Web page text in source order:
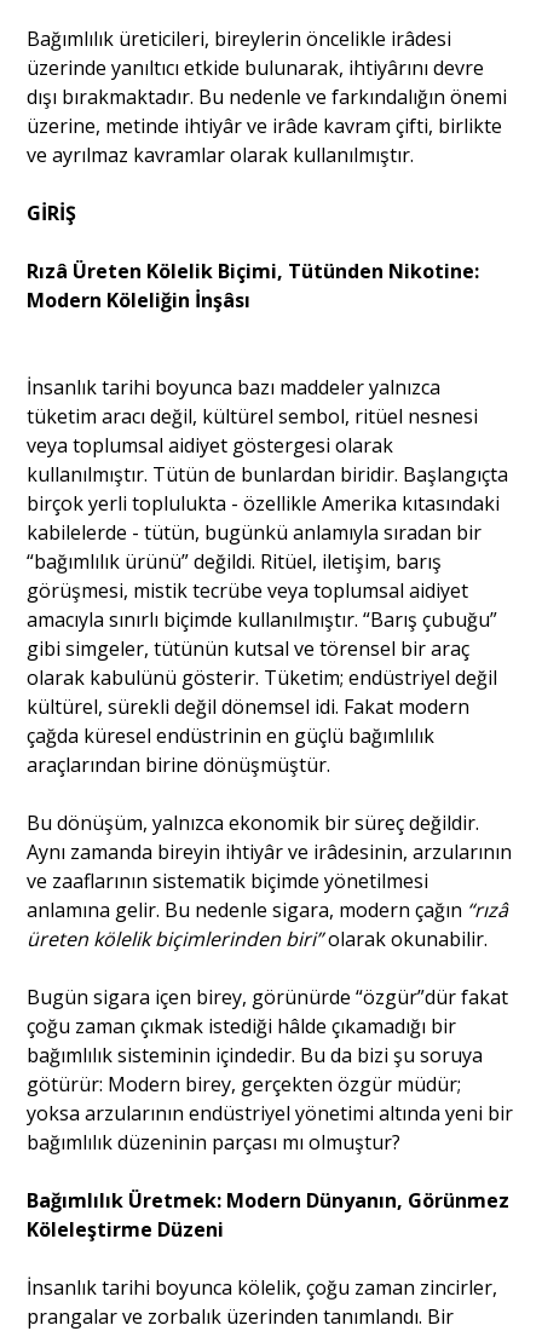
Bağımlılık üreticileri, bireylerin öncelikle irâdesi
üzerinde yanıltıcı etkide bulunarak, ihtiyârını devre
dışı bırakmaktadır. Bu nedenle ve farkındalığın önemi
üzerine, metinde ihtiyâr ve irâde kavram çifti, birlikte
ve ayrılmaz kavramlar olarak kullanılmıştır.
GİRİŞ
Rızâ Üreten Kölelik Biçimi, Tütünden Nikotine:
Modern Köleliğin İnşâsı
İnsanlık tarihi boyunca bazı maddeler yalnızca
tüketim aracı değil, kültürel sembol, ritüel nesnesi
veya toplumsal aidiyet göstergesi olarak
kullanılmıştır. Tütün de bunlardan biridir. Başlangıçta
birçok yerli toplulukta - özellikle Amerika kıtasındaki
kabilelerde - tütün, bugünkü anlamıyla sıradan bir
“bağımlılık ürünü” değildi. Ritüel, iletişim, barış
görüşmesi, mistik tecrübe veya toplumsal aidiyet
amacıyla sınırlı biçimde kullanılmıştır. “Barış çubuğu”
gibi simgeler, tütünün kutsal ve törensel bir araç
olarak kabulünü gösterir. Tüketim; endüstriyel değil
kültürel, sürekli değil dönemsel idi. Fakat modern
çağda küresel endüstrinin en güçlü bağımlılık
araçlarından birine dönüşmüştür.
Bu dönüşüm, yalnızca ekonomik bir süreç değildir.
Aynı zamanda bireyin ihtiyâr ve irâdesinin, arzularının
ve zaaflarının sistematik biçimde yönetilmesi
anlamına gelir. Bu nedenle sigara, modern çağın “rızâ
üreten kölelik biçimlerinden biri”olarak okunabilir.
Bugün sigara içen birey, görünürde “özgür”dür fakat
çoğu zaman çıkmak istediği hâlde çıkamadığı bir
bağımlılık sisteminin içindedir. Bu da bizi şu soruya
götürür: Modern birey, gerçekten özgür müdür;
yoksa arzularının endüstriyel yönetimi altında yeni bir
bağımlılık düzeninin parçası mı olmuştur?
Bağımlılık Üretmek: Modern Dünyanın, Görünmez
Köleleştirme Düzeni
İnsanlık tarihi boyunca kölelik, çoğu zaman zincirler,
prangalar ve zorbalık üzerinden tanımlandı. Bir